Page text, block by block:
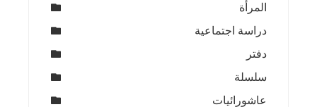
المرأة
دراسة اجتماعية
دفتر
سلسلة
عاشورائيات